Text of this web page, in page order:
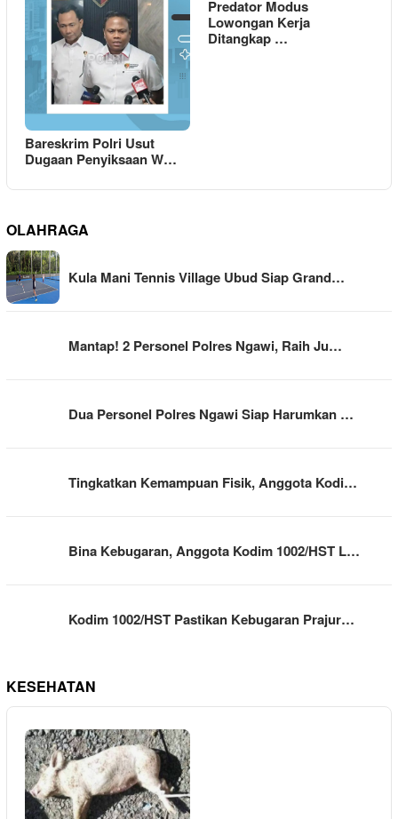
Bareskrim Polri Usut
Dugaan Penyiksaan W…
Predator Modus
Lowongan Kerja
Ditangkap …
OLAHRAGA
Kula Mani Tennis Village Ubud Siap Grand…
Mantap! 2 Personel Polres Ngawi, Raih Ju…
Dua Personel Polres Ngawi Siap Harumkan …
Tingkatkan Kemampuan Fisik, Anggota Kodi…
Bina Kebugaran, Anggota Kodim 1002/HST L…
Kodim 1002/HST Pastikan Kebugaran Prajur…
KESEHATAN